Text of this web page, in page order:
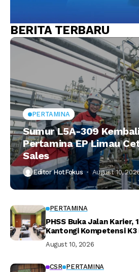
BERITA TERBARU
PERTAMINA
Sumur L5A-309
Pertamina EP Limau
Sales
Editor HotFokus August 10,
PERTAMINA
PHSS Buka Jalan Karier,
Kantongi Kompetensi K3
August 10, 2026
CSR PERTAMINA